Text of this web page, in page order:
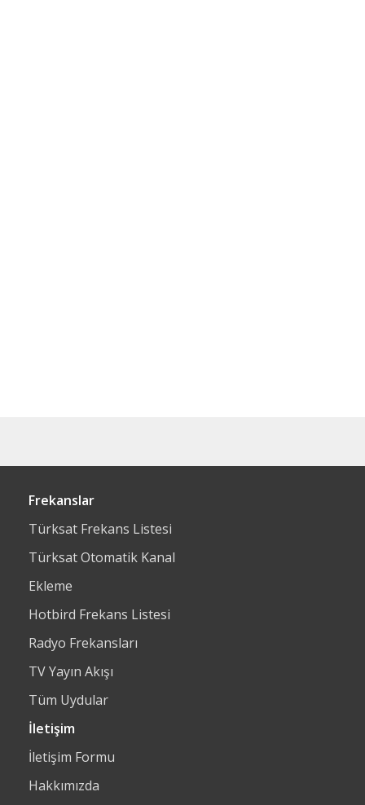
Frekanslar
Türksat Frekans Listesi
Türksat Otomatik Kanal
Ekleme
Hotbird Frekans Listesi
Radyo Frekansları
TV Yayın Akışı
Tüm Uydular
İletişim
İletişim Formu
Hakkımızda